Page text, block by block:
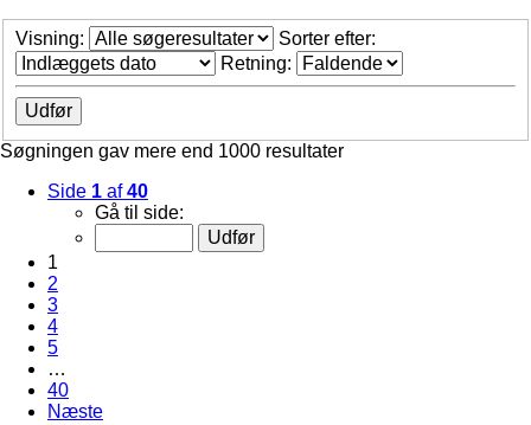
Visning:
Sorter efter:
Retning:
Søgningen gav mere end 1000 resultater
Side 1 af40
Gå til side:
1
2
3
4
5
…
40
Næste